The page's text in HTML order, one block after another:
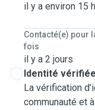
il y a environ 15
Contacté(e) pour
fois
il y a 2 jours
Identité vérifiée
La vérification
communauté et